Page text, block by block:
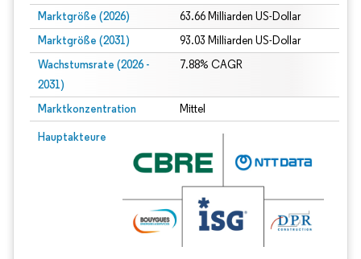
Marktgröße (2026) 63.66 Milliarden US-Dollar
Marktgröße (2031) 93.03 Milliarden US-Dollar
Wachstumsrate (2026 -
2031)
7.88% CAGR
Marktkonzentration Mittel
Hauptakteure
Bild © Mordor Intelligence. Wiederverwendung erfordert Namensnennung